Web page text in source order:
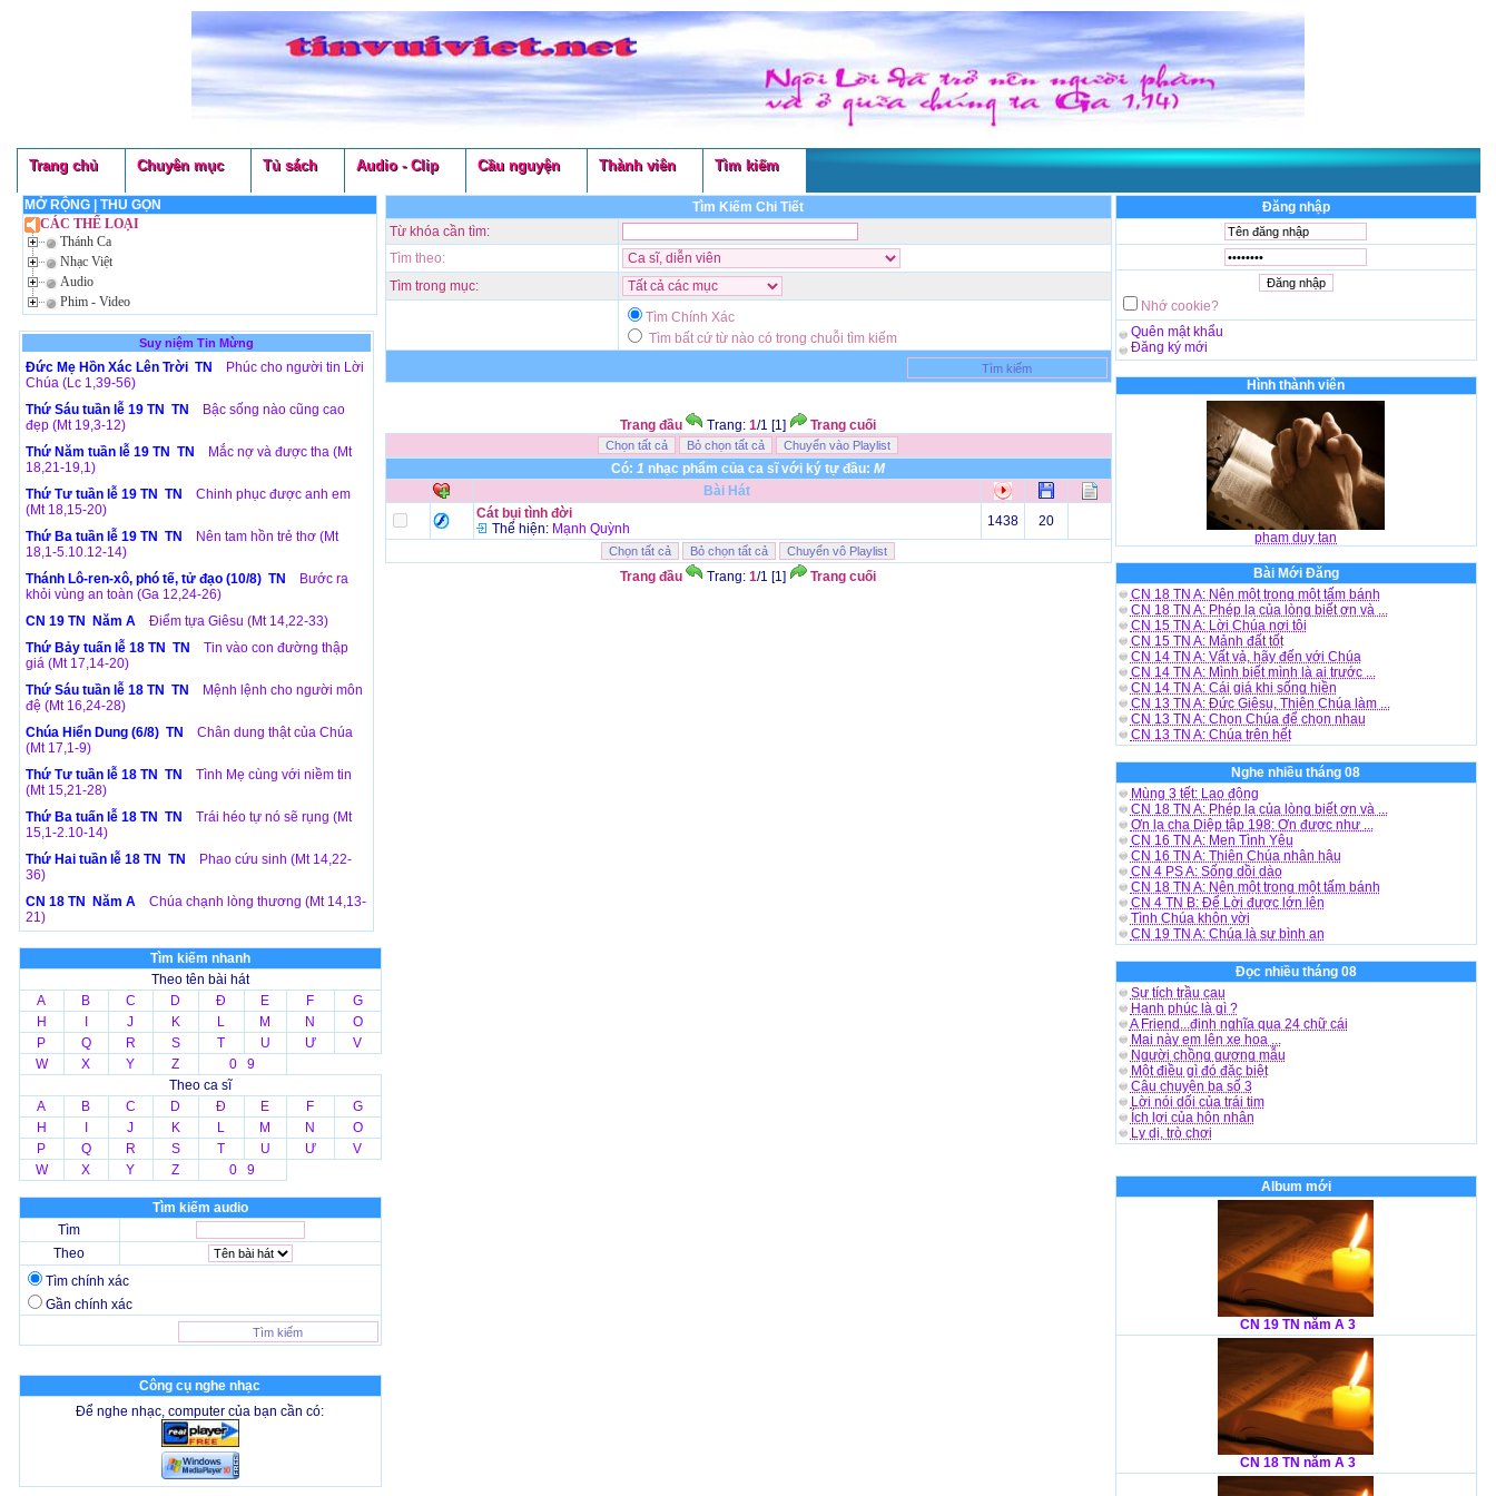
Trang chủ Chuyên mục Tủ sách Audio - Clip Cầu nguyện Thành viên Tìm kiếm
MỞ RỘNG
THU GỌN
CÁC THỂ LOẠI
Thánh Ca
Nhạc Việt
Audio
Phim - Video
Suy niệm Tin Mừng
Đức Mẹ Hồn Xác Lên Trời TN
Phúc cho người tin Lời
Chúa (Lc 1,39-56)
Thứ Sáu tuần lễ 19 TN TN
Bậc sống nào cũng cao
đẹp (Mt 19,3-12)
Thứ Năm tuần lễ 19 TN TN
Mắc nợ và được tha (Mt
18,21-19,1)
Thứ Tư tuần lễ 19 TN TN
Chinh phục được anh em
(Mt 18,15-20)
Thứ Ba tuần lễ 19 TN TN
Nên tam hồn trẻ thơ (Mt
18,1-5.10.12-14)
Thánh Lô-ren-xô, phó tế, tử đạo (10/8) TN
Bước ra
khỏi vùng an toàn (Ga 12,24-26)
CN 19 TN Năm A
Điểm tựa Giêsu (Mt 14,22-33)
Thứ Bảy tuấn lễ 18 TN TN
Tin vào con đường thập
giá (Mt 17,14-20)
Thứ Sáu tuần lễ 18 TN TN
Mệnh lệnh cho người môn
đệ (Mt 16,24-28)
Chúa Hiển Dung (6/8) TN
Chân dung thật của Chúa
(Mt 17,1-9)
Thứ Tư tuần lễ 18 TN TN
Tình Mẹ cùng với niềm tin
(Mt 15,21-28)
Thứ Ba tuấn lễ 18 TN TN
Trái héo tự nó sẽ rụng (Mt
15,1-2.10-14)
Thứ Hai tuần lễ 18 TN TN
Phao cứu sinh (Mt 14,22-
36)
CN 18 TN Năm A
Chúa chạnh lòng thương (Mt 14,13-
21)
Tìm kiếm nhanh
Theo tên bài hát
A
B C D Đ E F
G
H
J K L M N
O
P
Q R S T U Ư
V
W
X Y Z
0 9
Theo ca sĩ
A
B C D Đ E F
G
H
J K L M N
O
P
Q R S T U Ư
V
W
X Y Z 0 9
Tìm kiếm audio
Tìm
Theo
Tìm chính xác
Gần chính xác
Công cụ nghe nhạc
Để nghe nhạc, computer của bạn cần có:
Tìm Kiếm Chi Tiết
Từ khóa cần tìm:
Tìm theo:
Tìm trong mục:
Tìm Chính Xác
Tìm bất cứ từ nào có trong chuỗi tìm kiếm
Trang đầu Trang: 1/1 [1] Trang cuối
Có: 1 nhạc phẩm của ca sĩ với ký tự đầu: M
Bài Hát
Cát bụi tình đời
Thể hiện: Mạnh Quỳnh 1438 20
Trang đầu Trang: 1/1 [1] Trang cuối
Đăng nhập
Nhớ cookie?
Quên mật khẩu
Đăng ký mới
Hình thành viên
pham duy tan
Bài Mới Đăng
CN 18 TN A: Nên một trong một tấm bánh
CN 18 TN A: Phép lạ của lòng biết ơn và ...
CN 15 TN A: Lời Chúa nơi tôi
CN 15 TN A: Mảnh đất tốt
CN 14 TN A: Vất vả, hãy đến với Chúa
CN 14 TN A: Mình biết mình là ai trước ...
CN 14 TN A: Cái giá khi sống hiền
CN 13 TN A: Đức Giêsu, Thiên Chúa làm ...
CN 13 TN A: Chọn Chúa để chọn nhau
CN 13 TN A: Chúa trên hết
Nghe nhiều tháng 08
Mùng 3 tết: Lao động
CN 18 TN A: Phép lạ của lòng biết ơn và ...
Ơn lạ cha Diệp tập 198: Ơn được như ...
CN 16 TN A: Men Tình Yêu
CN 16 TN A: Thiên Chúa nhân hậu
CN 4 PS A: Sống dồi dào
CN 18 TN A: Nên một trong một tấm bánh
CN 4 TN B: Để Lời được lớn lên
Tình Chúa khôn vời
CN 19 TN A: Chúa là sự bình an
Đọc nhiều tháng 08
Sự tích trầu cau
Hạnh phúc là gì ?
A Friend...định nghĩa qua 24 chữ cái
Mai này em lên xe hoa ...
Người chồng gương mẫu
Một điều gì đó đặc biệt
Câu chuyện ba số 3
Lời nói dối của trái tim
Ích lợi của hôn nhân
Ly dị, trò chơi
Album mới
CN 19 TN năm A 3
CN 18 TN năm A 3